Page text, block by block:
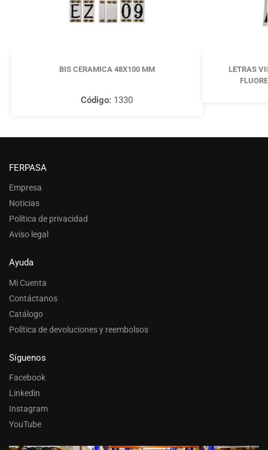
BIS CERAMICA 48X100 MM
Código: 1330
LETRAS
FERPASA
Empresa
Noticias
Política de privacidad
Aviso legal
Ayuda
Mi Cuenta
Contáctanos
Catálogo
Política de devoluciones y reembolsos
Síguenos
Facebook
Linkedin
Instagram
YouTube